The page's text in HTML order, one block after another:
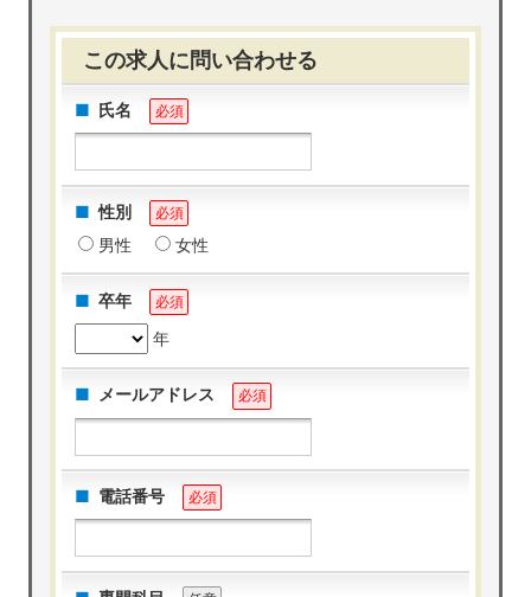
この求人に問い合わせる
氏名 必須
性別 必須
男性 女性
卒年 必須
年
メールアドレス 必須
電話番号 必須